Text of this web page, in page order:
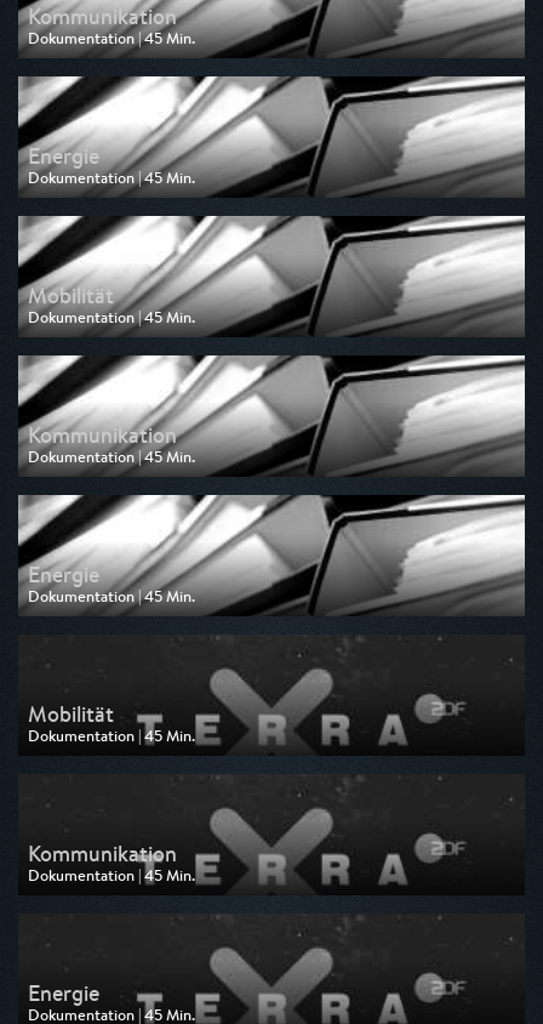
Kommunikation
Dokumentation | 45 Min.
Ausgestrahlt von ZDF neo
am 09.05.2026, 14:50
Energie
Dokumentation | 45 Min.
Ausgestrahlt von ZDF neo
am 09.05.2026, 14:05
Mobilität
Dokumentation | 45 Min.
Ausgestrahlt von ZDF neo
am 03.05.2026, 14:25
Kommunikation
Dokumentation | 45 Min.
Ausgestrahlt von ZDF neo
am 03.05.2026, 13:40
Energie
Dokumentation | 45 Min.
Ausgestrahlt von ZDF neo
am 03.05.2026, 12:55
Mobilität
Dokumentation | 45 Min.
Ausgestrahlt von ZDF neo
am 10.01.2026, 15:40
Kommunikation
Dokumentation | 45 Min.
Ausgestrahlt von ZDF neo
am 10.01.2026, 14:55
Energie
Dokumentation | 45 Min.